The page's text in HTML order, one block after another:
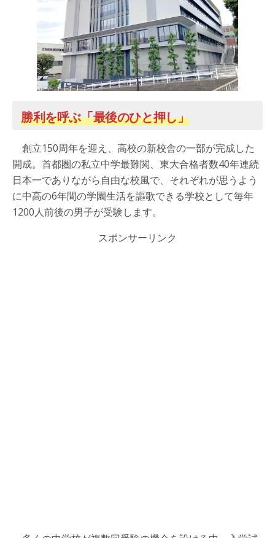
勝利を呼ぶ「最後のひと押し」
創立150周年を迎え、高校の新校舎の一部が完成した
開成。首都圏の私立中学最難関、東大合格者数40年連続
日本一でありながら自由な校風で、それぞれが思うよう
に中高の6年間の学園生活を謳歌できる学校として毎年
1200人前後の男子が受験します。
スポンサーリンク